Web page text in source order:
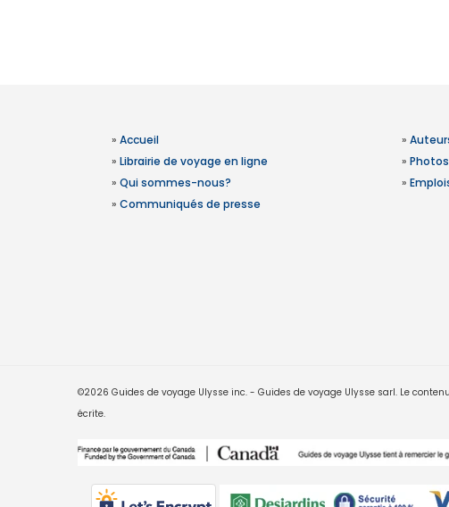
» Accueil
» Librairie de voyage en ligne
» Qui sommes-nous?
» Communiqués de presse
»
»
»
©2026 Guides de voyage Ulysse inc. - Guides de voyage Ulysse sarl. Le
écrite.